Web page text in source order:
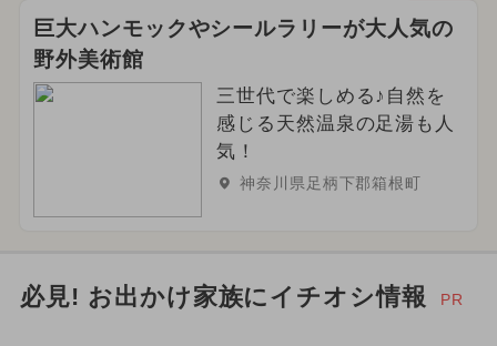
巨大ハンモックやシールラリーが大人気の
野外美術館
三世代で楽しめる♪自然を
感じる天然温泉の足湯も人
気！
神奈川県足柄下郡箱根町
必見! お出かけ家族にイチオシ情報 PR